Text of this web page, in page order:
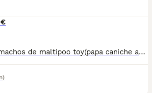
Disponibles solo machos de maltipoo toy(papa caniche asiático y mamá bichon maltes toy) . Listos para entregar.Posibilidad de envío en la Península. Mas información llamadas o WhatsApp 672 74 54 09 Pvp 1.400€